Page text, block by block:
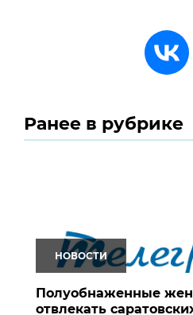
Ранее в рубрике
НОВОСТИ
Полуобнаженные
отвлекать